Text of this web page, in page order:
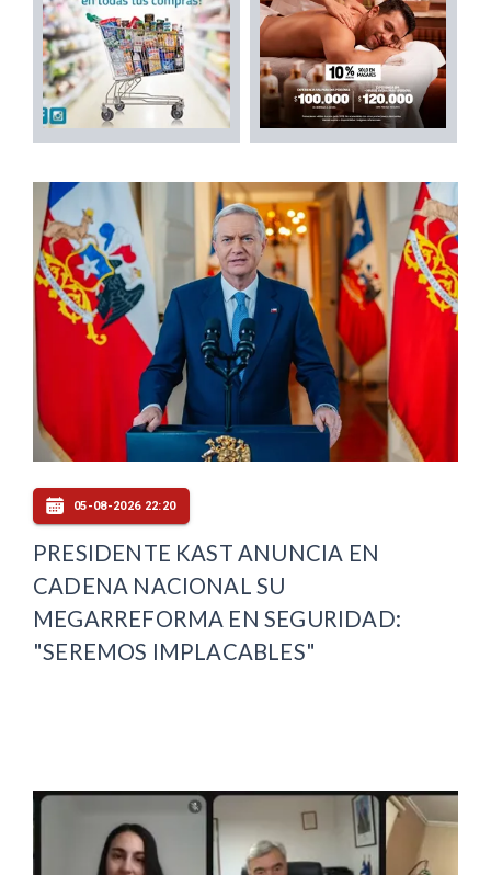
05-08-2026 22:20
PRESIDENTE KAST ANUNCIA EN
CADENA NACIONAL SU
MEGARREFORMA EN SEGURIDAD:
"SEREMOS IMPLACABLES"